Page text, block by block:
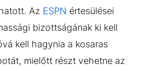
Az ESPN értesülései
bizottságának ki kell
kell hagynia a kosaras
mielőtt részt vehetne az